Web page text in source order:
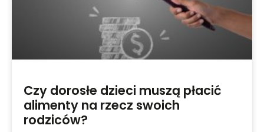
Czy dorosłe dzieci muszą płacić
alimenty na rzecz swoich
rodziców?